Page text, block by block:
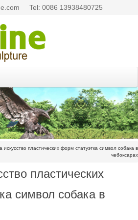
Tel: 0086 13938480725
искусство пластических форм статуэтка символ собака в
чебоксарах
пластических
символ собака в